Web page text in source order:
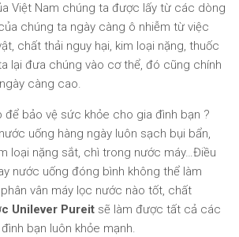
Việt Nam chúng ta được lấy từ các dòng
chúng ta ngày càng ô nhiễm từ việc
chất thải nguy hại, kim loại nặng, thuốc
lại đưa chúng vào cơ thể, đó cũng chính
càng cao.
để bảo vệ sức khỏe cho gia đình bạn ?
uống hàng ngày luôn sạch bụi bẩn,
loại nặng sắt, chì trong nước máy…Điều
nước uống đóng bình không thể làm
vân máy lọc nước nào tốt, chất
Unilever Pureit sẽ làm được tất cả các
bạn luôn khỏe mạnh.